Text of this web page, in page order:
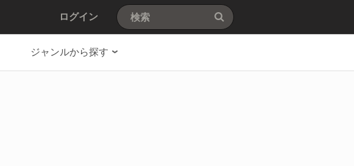
ログイン
ジャンルから探す